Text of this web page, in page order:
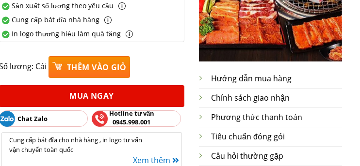
Sản xuất số lượng theo yêu cầu
Cung cấp bát đĩa nhà hàng
In logo thương hiệu làm quà tặng
lượng: Cái THÊM VÀO GIỎ
MUA NGAY
Chat Zalo
Hotline tư vấn
0945.998.001
Cung cấp bát đĩa cho nhà hàng , in logo tư vấn
vận chuyển toàn quốc
Xem thêm
Hướng dẫn mua hàng
Chính sách giao nhận
Phương thức thanh toán
Tiêu chuẩn đóng gói
Câu hỏi thường gặp